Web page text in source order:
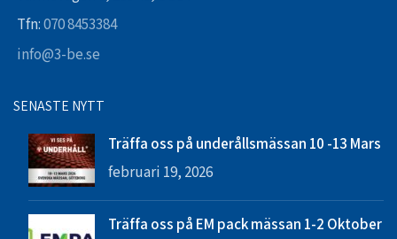
Tfn:070 8453384
info@3-be.se
SENASTE NYTT
Träffa oss på underållsmässan 10 -13 Mars
februari 19, 2026
Träffa oss på EM pack mässan 1-2 Oktober